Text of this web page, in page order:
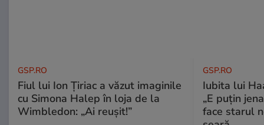
GSP.RO
Fiul lui Ion Țiriac a văzut imaginile
cu Simona Halep în loja de la
Wimbledon: „Ai reușit!”
GSP.RO
Iubita lui
„E puțin
face starul